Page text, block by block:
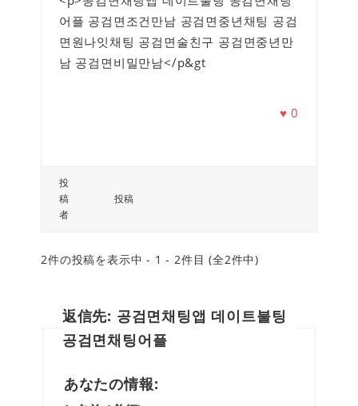
어플 공검면조건만남 공검면중년채팅 공검
면원나잇채팅 공검면술친구 공검면중년만
남 공검면비밀만남</p&gt
♥0
投
稿
者
投稿
2件の投稿を表示中 - 1 - 2件目 (全2件中)
返信先: 공검면채팅앱 데이트불팅
공검면채팅어플
あなたの情報: